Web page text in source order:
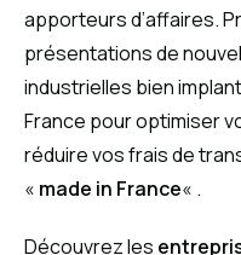
apporteurs d’affaires.
présentations de
industrielles bien
France pour optimiser
réduire vos frais de
« made in France« .
Découvrez les